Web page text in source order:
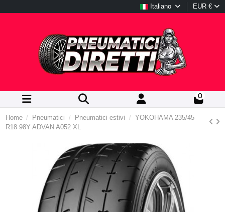
Italiano EUR €
0
Home Pneumatici Pneumatici estivi
YOKOHAMA 235/45
R18 98Y ADVAN A052 XL